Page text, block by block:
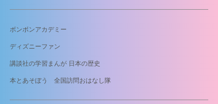
ボンボンアカデミー
ディズニーファン
講談社の学習まんが 日本の歴史
本とあそぼう 全国訪問おはなし隊